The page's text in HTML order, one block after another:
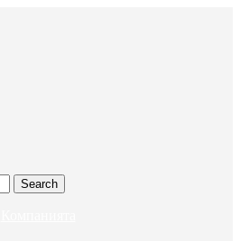
Search